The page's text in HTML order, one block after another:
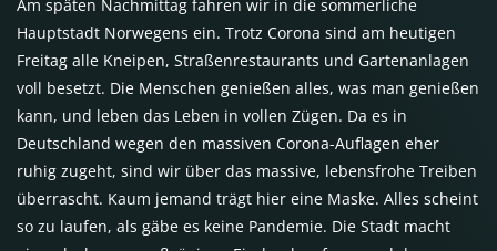
Am späten Nachmittag fahren wir in die sommerliche
Hauptstadt Norwegens ein. Trotz Corona sind am heutigen
Freitag alle Kneipen, Straßenrestaurants und Gartenanlagen
voll besetzt. Die Menschen genießen alles, was man genießen
kann, und leben das Leben in vollen Zügen. Da es in
Deutschland wegen den massiven Corona-Auflagen eher
ruhig zugeht, sind wir über das massive, lebensfrohe Treiben
überrascht. Kaum jemand trägt hier eine Maske. Alles scheint
so zu laufen, als gäbe es keine Pandemie. Die Stadt macht